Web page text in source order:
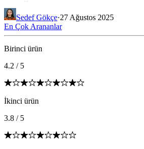
Sedef Gökçe·27 Ağustos 2025
En Çok Arananlar
Birinci ürün
4.2 / 5
İkinci ürün
3.8 / 5